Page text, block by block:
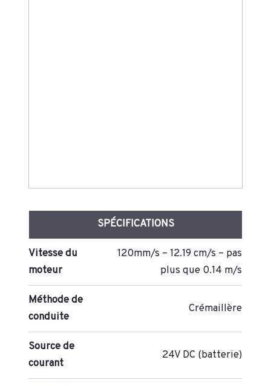
SPÉCIFICATIONS
Vitesse du
moteur
120mm/s – 12.19 cm/s – pas
plus que 0.14 m/s
Méthode de
conduite
Crémaillère
Source de
courant
24V DC (batterie)